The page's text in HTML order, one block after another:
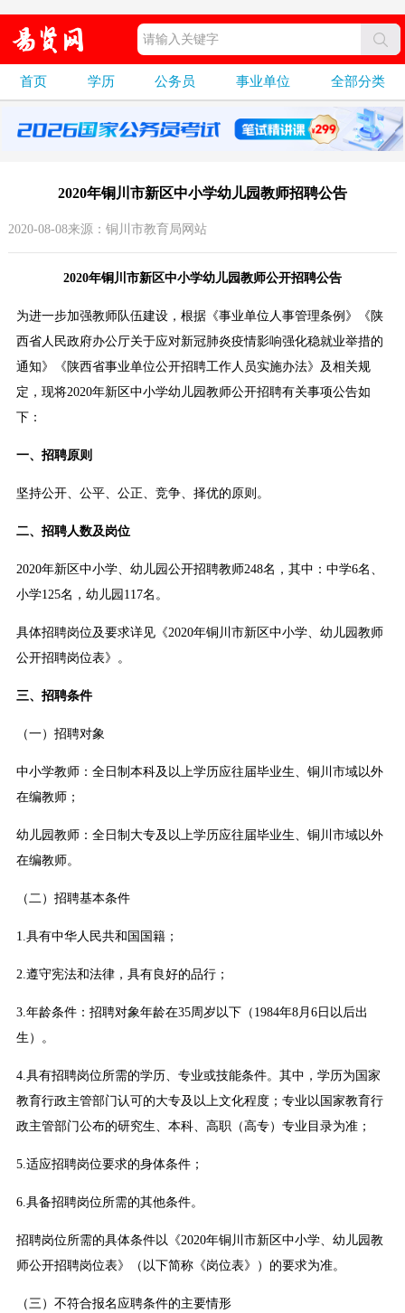
首页 学历 公务员 事业单位 全部分类
2020年铜川市新区中小学幼儿园教师招聘公告
2020-08-08来源：铜川市教育局网站
2020年铜川市新区中小学幼儿园教师公开招聘公告
为进一步加强教师队伍建设，根据《事业单位人事管理条例》《陕
西省人民政府办公厅关于应对新冠肺炎疫情影响强化稳就业举措的
通知》《陕西省事业单位公开招聘工作人员实施办法》及相关规
定，现将2020年新区中小学幼儿园教师公开招聘有关事项公告如
下：
一、招聘原则
坚持公开、公平、公正、竞争、择优的原则。
二、招聘人数及岗位
2020年新区中小学、幼儿园公开招聘教师248名，其中：中学6名、
小学125名，幼儿园117名。
具体招聘岗位及要求详见《2020年铜川市新区中小学、幼儿园教师
公开招聘岗位表》。
三、招聘条件
（一）招聘对象
中小学教师：全日制本科及以上学历应往届毕业生、铜川市域以外
在编教师；
幼儿园教师：全日制大专及以上学历应往届毕业生、铜川市域以外
在编教师。
（二）招聘基本条件
1.具有中华人民共和国国籍；
2.遵守宪法和法律，具有良好的品行；
3.年龄条件：招聘对象年龄在35周岁以下（1984年8月6日以后出
生）。
4.具有招聘岗位所需的学历、专业或技能条件。其中，学历为国家
教育行政主管部门认可的大专及以上文化程度；专业以国家教育行
政主管部门公布的研究生、本科、高职（高专）专业目录为准；
5.适应招聘岗位要求的身体条件；
6.具备招聘岗位所需的其他条件。
招聘岗位所需的具体条件以《2020年铜川市新区中小学、幼儿园教
师公开招聘岗位表》（以下简称《岗位表》）的要求为准。
（三）不符合报名应聘条件的主要情形